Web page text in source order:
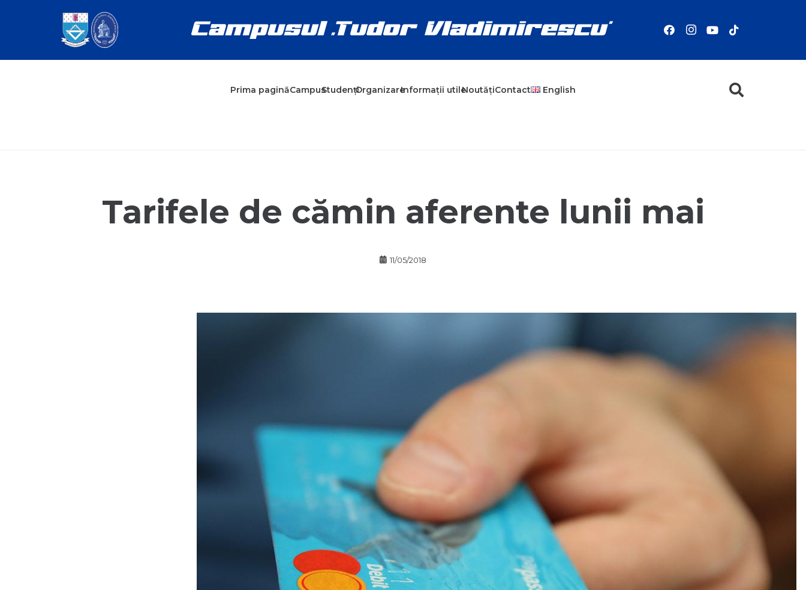
Prima paginăCampusStudențiOrganizareInformații utileNoutățiContact English
Tarifele de cămin aferente lunii mai
11/05/2018